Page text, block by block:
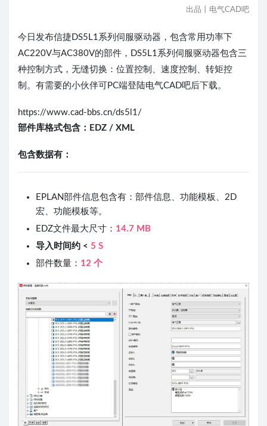
出品丨电气CAD吧
今日发布信捷DS5L1系列伺服驱动器，包含常用功率下
AC220V与AC380V的部件，DS5L1系列伺服驱动器包含三
种控制方式，无缝切换：位置控制、速度控制、转矩控
制。有需要的小伙伴可PC端登陆电气CAD吧后下载。
https://www.cad-bbs.cn/ds5l1/
部件库格式包含： EDZ / XML
包含数据有：
EPLAN部件信息包含有：部件信息、功能模板、2D
宏、功能模板等。
EDZ文件最大尺寸： 14.7 MB
导入时间约 < 5 S
部件数量： 12 个